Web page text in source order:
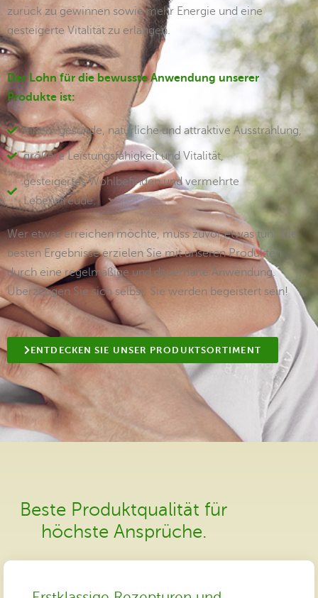
zurück zu gewinnen sowie mehr Energie und eine
gesteigerte Vitalität zu erlangen.
Der Lohn für die bewusste Anwendung unserer
Produkte ist:
einem gesunde, natürliche und attraktive Ausstrahlung,
größere Leistungsfähigkeit und Vitalität,
gesteigertes Wohlbefinden und vermehrte
Lebensfreude.
Wer etwas erreichen möchte, muss zuvor etwas tun! Die
besten Ergebnisse erzielen Sie mit unseren Produkten
durch eine regelmäßige und dauerhafte Anwendung.
Überzeugen Sie sich selbst, Sie werden begeistert sein!
ENTDECKEN SIE UNSER PRODUKTSORTIMENT
Beste Produktqualität für
höchste Ansprüche.